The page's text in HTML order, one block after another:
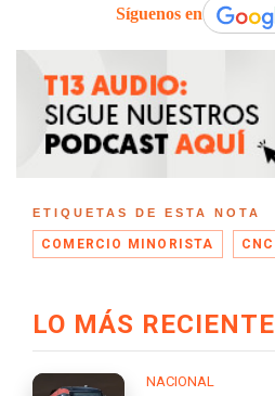
Síguenos en
ETIQUETAS DE ESTA NOTA
COMERCIO MINORISTA CNC
LO MÁS RECIENTE
NACIONAL